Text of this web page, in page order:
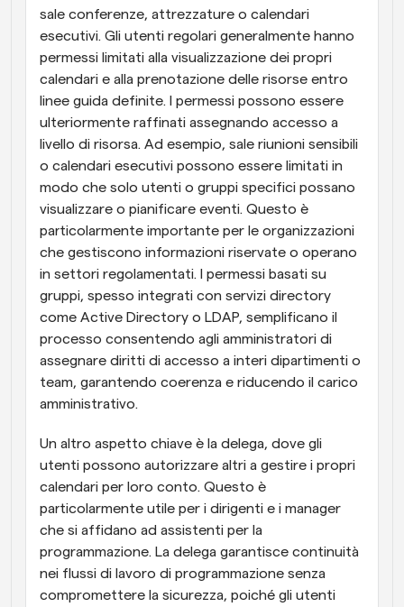
sale conferenze, attrezzature o calendari
esecutivi. Gli utenti regolari generalmente hanno
permessi limitati alla visualizzazione dei propri
calendari e alla prenotazione delle risorse entro
linee guida definite. I permessi possono essere
ulteriormente raffinati assegnando accesso a
livello di risorsa. Ad esempio, sale riunioni sensibili
o calendari esecutivi possono essere limitati in
modo che solo utenti o gruppi specifici possano
visualizzare o pianificare eventi. Questo è
particolarmente importante per le organizzazioni
che gestiscono informazioni riservate o operano
in settori regolamentati. I permessi basati su
gruppi, spesso integrati con servizi directory
come Active Directory o LDAP, semplificano il
processo consentendo agli amministratori di
assegnare diritti di accesso a interi dipartimenti o
team, garantendo coerenza e riducendo il carico
amministrativo.
Un altro aspetto chiave è la delega, dove gli
utenti possono autorizzare altri a gestire i propri
calendari per loro conto. Questo è
particolarmente utile per i dirigenti e i manager
che si affidano ad assistenti per la
programmazione. La delega garantisce continuità
nei flussi di lavoro di programmazione senza
compromettere la sicurezza, poiché gli utenti